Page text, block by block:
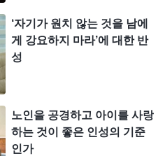
면 얼마나 많은 억울함을
도 없어야 하며, 또한 적
대가를 치르고 일해야 하
이 불평하고 원망하거나
게 요구해서는 안 되며,
‘자기가 원치 않는 것을 남에
게 강요하지 마라’에 대한 반
성
노인을 공경하고 아이를 사랑
하는 것이 좋은 인성의 기준
인가